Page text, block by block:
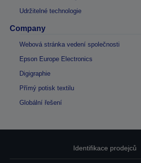
Udržitelné technologie
Company
Webová stránka vedení společnosti
Epson Europe Electronics
Digigraphie
Přímý potisk textilu
Globální řešení
Identifikace prodejců